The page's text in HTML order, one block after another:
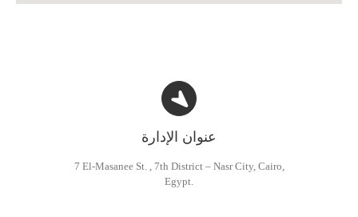
عنوان الإدارة
7 El-Masanee St. , 7th District – Nasr City, Cairo,
Egypt.